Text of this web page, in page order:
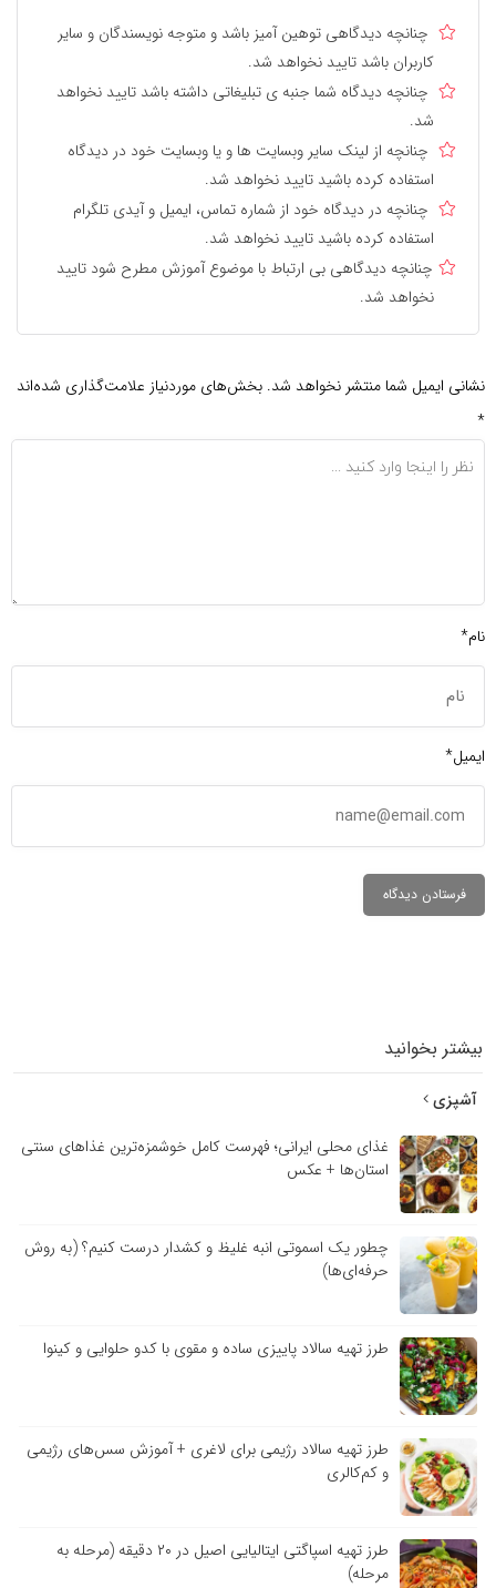
چنانچه دیدگاهی توهین آمیز باشد و متوجه نویسندگان و سایر
کاربران باشد تایید نخواهد شد.
چنانچه دیدگاه شما جنبه ی تبلیغاتی داشته باشد تایید نخواهد
شد.
چنانچه از لینک سایر وبسایت ها و یا وبسایت خود در دیدگاه
استفاده کرده باشید تایید نخواهد شد.
چنانچه در دیدگاه خود از شماره تماس، ایمیل و آیدی تلگرام
استفاده کرده باشید تایید نخواهد شد.
چنانچه دیدگاهی بی ارتباط با موضوع آموزش مطرح شود تایید
نخواهد شد.
نشانی ایمیل شما منتشر نخواهد شد. بخش‌های موردنیاز علامت‌گذاری شده‌اند
*
نام*
ایمیل*
بیشتر بخوانید
آشپزی
غذای محلی ایرانی؛ فهرست کامل خوشمزه‌ترین غذاهای سنتی
استان‌ها + عکس
چطور یک اسموتی انبه غلیظ و کشدار درست کنیم؟ (به روش
حرفه‌ای‌ها)
طرز تهیه سالاد پاییزی ساده و مقوی با کدو حلوایی و کینوا
طرز تهیه سالاد رژیمی برای لاغری + آموزش سس‌های رژیمی
و کم‌کالری
طرز تهیه اسپاگتی ایتالیایی اصیل در ۲۰ دقیقه (مرحله به
مرحله)